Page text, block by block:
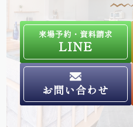
来場予約・資料請求
LINE
お問い合わせ